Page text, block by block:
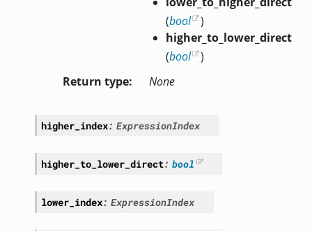
(bool
)
higher_to_lower_direct
(bool
)
Return type
None
higher_index: ExpressionIndex
higher_to_lower_direct: bool
lower_index: ExpressionIndex